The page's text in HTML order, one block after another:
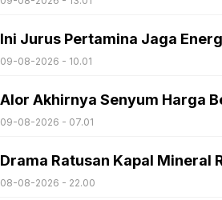
Ini Jurus Pertamina Jaga
09-08-2026 - 10.01
Alor Akhirnya Senyum Harga
09-08-2026 - 07.01
Drama Ratusan Kapal Mineral
08-08-2026 - 22.00